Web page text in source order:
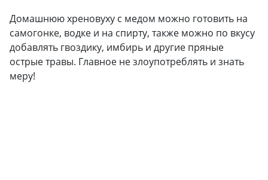
Домашнюю хреновуху с медом можно готовить на
самогонке, водке и на спирту, также можно по вкусу
добавлять гвоздику, имбирь и другие пряные
острые травы. Главное не злоупотреблять и знать
меру!